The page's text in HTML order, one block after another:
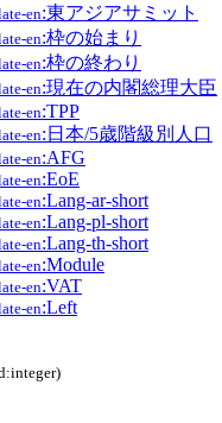
en:東アジアサミット
en:枠の始まり
en:枠の終わり
en:現在の内閣総理大臣
en:TPP
en:日本/5歳階級別人口
en:AFG
en:EoE
en:Lang-ar-short
en:Lang-pl-short
en:Lang-th-short
en:Module
en:VAT
en:Left